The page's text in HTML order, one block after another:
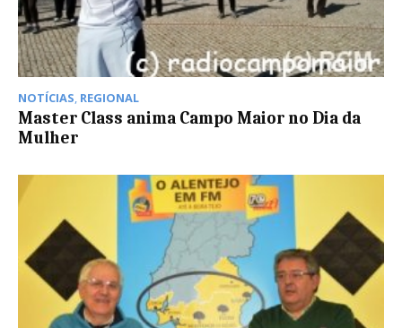
NOTÍCIAS, REGIONAL
Master Class anima Campo Maior no Dia da
Mulher